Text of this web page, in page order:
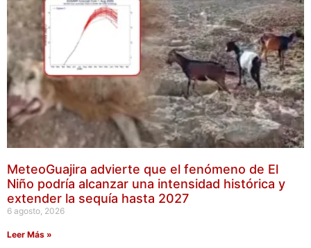
MeteoGuajira advierte que el fenómeno de El
Niño podría alcanzar una intensidad histórica y
extender la sequía hasta 2027
6 agosto, 2026
Leer Más »